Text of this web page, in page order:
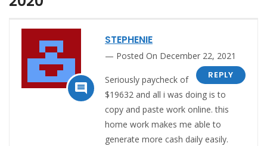

STEPHENIE
Posted On December 22, 2021
REPLY
Seriously paycheck of
$19632 and all i was doing is to
copy and paste work online. this
home work makes me able to
generate more cash daily easily.